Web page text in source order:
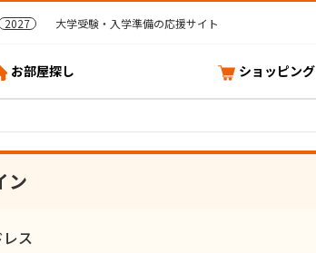
2027 大学受験・入学準備の応援サイト
お部屋探し ショッピング
ン
ス